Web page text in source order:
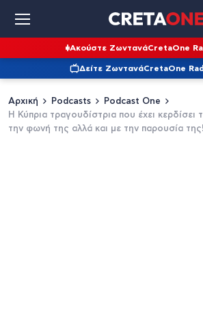
Ακούστε ΖωντανάCretaOne
Δείτε ΖωντανάCretaOne
Αρχική Podcasts
Podcast One
Η Κύπρια τραγουδίστρια που έχει κερδίσει
την φωνή της αλλά και με την παρουσία της!